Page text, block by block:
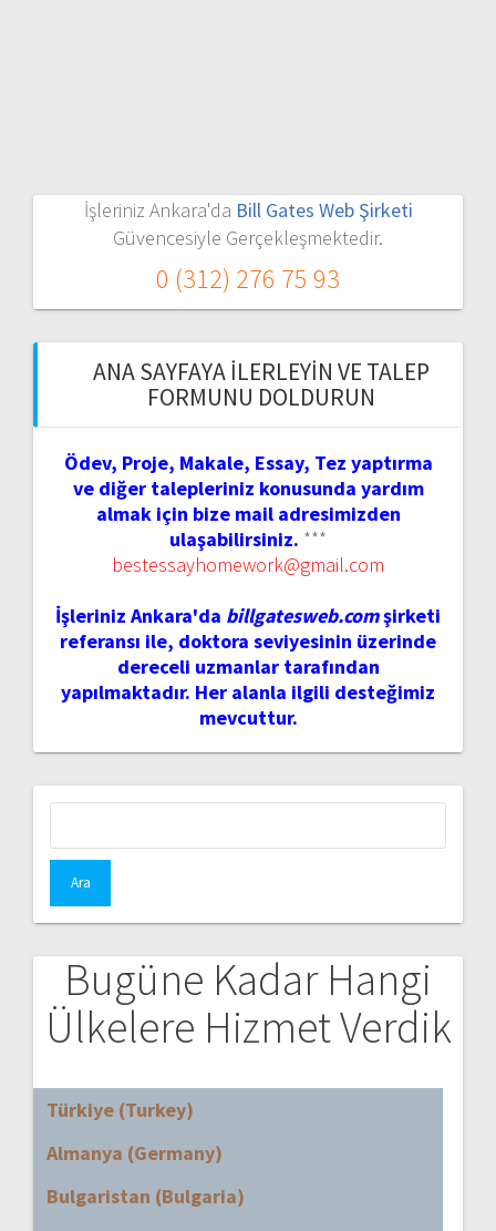
İşleriniz Ankara'da Bill Gates Web Şirketi
Güvencesiyle Gerçekleşmektedir.
0 (312) 276 75 93
ANA SAYFAYA İLERLEYIN VE TALEP
FORMUNU DOLDURUN
Ödev, Proje, Makale, Essay, Tez yaptırma
ve diğer talepleriniz konusunda yardım
almak için bize mail adresimizden
ulaşabilirsiniz. ***
bestessayhomework@gmail.com
İşleriniz Ankara'da billgatesweb.comşirketi
referansı ile, doktora seviyesinin üzerinde
dereceli uzmanlar tarafından
yapılmaktadır. Her alanla ilgili desteğimiz
mevcuttur.
Bugüne Kadar Hangi
Ülkelere Hizmet Verdik
Türkiye (Turkey)
Almanya (Germany)
Bulgaristan (Bulgaria)